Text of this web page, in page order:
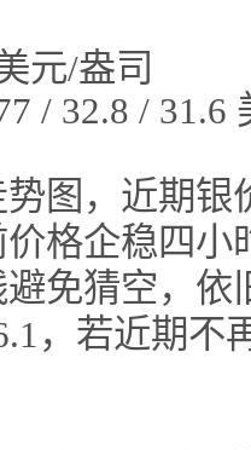
元/盎司
/ 32.8 / 31.6
图， 近期银
格企稳四小
免猜空，
，若近期不